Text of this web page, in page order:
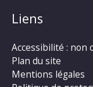
Liens
Accessibilité : non
Plan du site
Mentions légales